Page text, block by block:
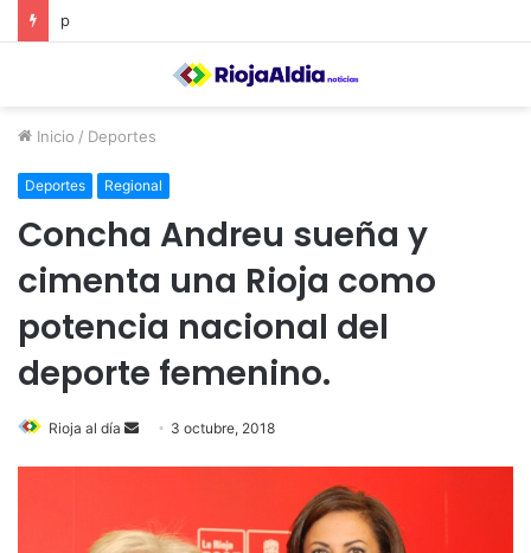
Inicio / Deportes
Deportes Regional
Concha Andreu sueña y
cimenta una Rioja como
potencia nacional del
deporte femenino.
Rioja al día
a
3 octubre, 2018